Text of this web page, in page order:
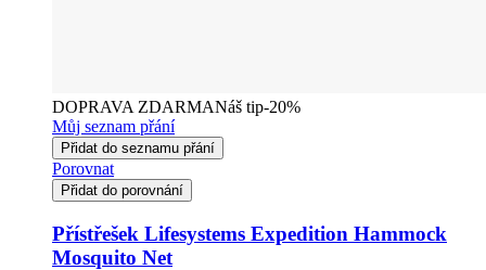
DOPRAVA ZDARMANáš tip-20%
Můj seznam přání
Přidat do seznamu přání
Porovnat
Přidat do porovnání
Přístřešek Lifesystems Expedition Hammock
Mosquito Net